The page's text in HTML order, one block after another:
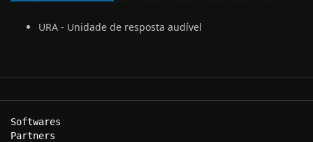
URA - Unidade de resposta audível
Softwares
Partners